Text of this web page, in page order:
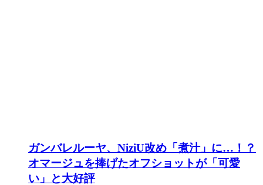
ガンバレルーヤ、NiziU改め「煮汁」に…！？
オマージュを捧げたオフショットが「可愛
い」と大好評